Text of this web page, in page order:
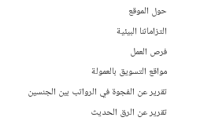
حول الموقع
التزاماتنا البيئية
فرص العمل
مواقع التسويق بالعمولة
تقرير عن الفجوة في الرواتب بين الجنسين
تقرير عن الرق الحديث